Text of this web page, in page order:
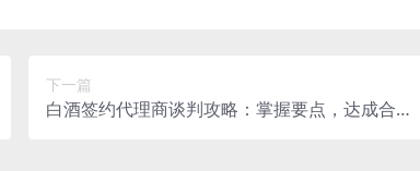
下一篇
白酒签约代理商谈判攻略：掌握要点，达成合作